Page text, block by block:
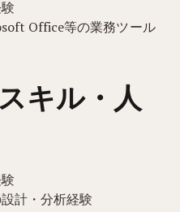
Office等の業務ツール
キル・人
計・分析経験